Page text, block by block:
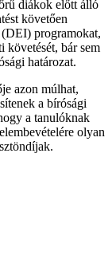
diákok előtt álló
követően
programokat,
követését, bár sem
határozat.
azon múlhat,
a bírósági
a tanulóknak
olyan